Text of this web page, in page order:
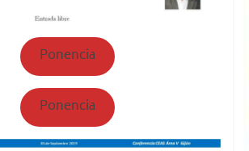
Ponencia
Ponencia